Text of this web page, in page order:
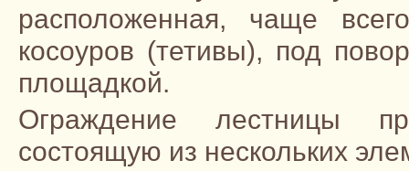
расположенная, чаще
косоуров (тетивы), под
площадкой.
Ограждение лестницы
состоящую из нескольких